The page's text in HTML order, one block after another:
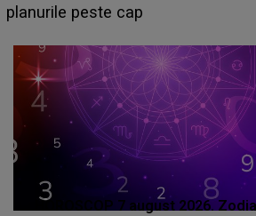
sa: "I-am spus și ei în față, eu nu
HOROSCOP 7 august 2026. Zodia